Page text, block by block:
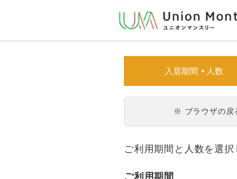
入居期間 人数
※ ブラウザの戻
ご利用期間と人数を選択
ご利用期間